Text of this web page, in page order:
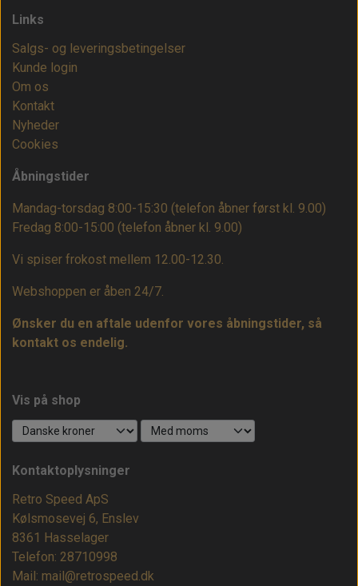
Links
Salgs- og leveringsbetingelser
Kunde login
Om os
Kontakt
Nyheder
Cookies
Åbningstider
Mandag-torsdag 8:00-15:30 (telefon åbner først kl. 9.00)
Fredag 8:00-15:00 (telefon åbner kl. 9.00)
Vi spiser frokost mellem 12.00-12.30.
Webshoppen er åben 24/7.
Ønsker du en aftale udenfor vores åbningstider, så
kontakt os endelig.
Vis på shop
Kontaktoplysninger
Retro Speed ApS
Kølsmosevej 6, Enslev
8361 Hasselager
Telefon: 28710998
Mail: mail@retrospeed.dk